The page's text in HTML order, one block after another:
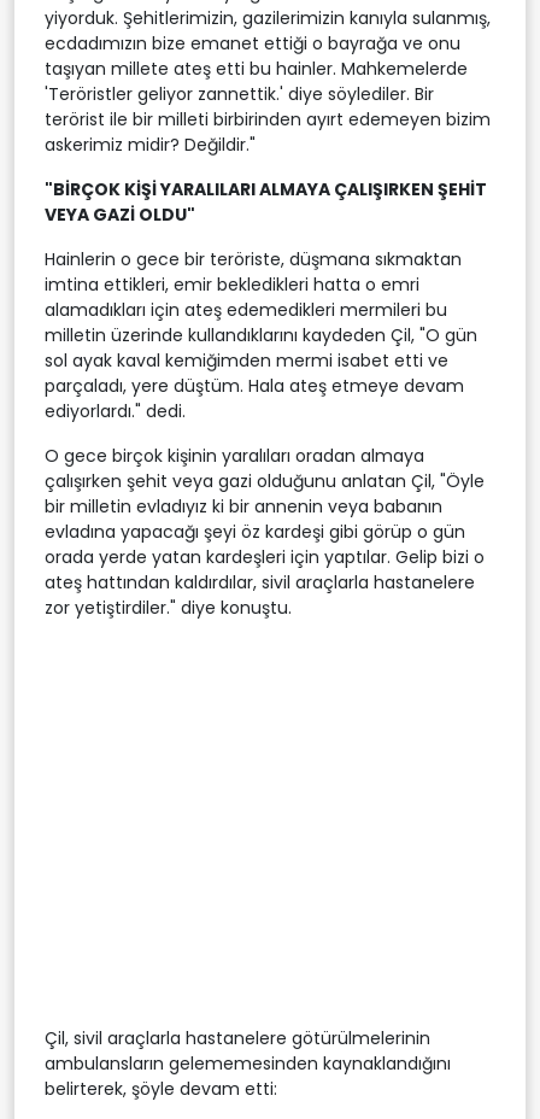
yiyorduk. Şehitlerimizin, gazilerimizin kanıyla sulanmış,
ecdadımızın bize emanet ettiği o bayrağa ve onu
taşıyan millete ateş etti bu hainler. Mahkemelerde
'Teröristler geliyor zannettik.' diye söylediler. Bir
terörist ile bir milleti birbirinden ayırt edemeyen bizim
askerimiz midir? Değildir."
"BİRÇOK KİŞİ YARALILARI ALMAYA ÇALIŞIRKEN ŞEHİT
VEYA GAZİ OLDU"
Hainlerin o gece bir teröriste, düşmana sıkmaktan
imtina ettikleri, emir bekledikleri hatta o emri
alamadıkları için ateş edemedikleri mermileri bu
milletin üzerinde kullandıklarını kaydeden Çil, "O gün
sol ayak kaval kemiğimden mermi isabet etti ve
parçaladı, yere düştüm. Hala ateş etmeye devam
ediyorlardı." dedi.
O gece birçok kişinin yaralıları oradan almaya
çalışırken şehit veya gazi olduğunu anlatan Çil, "Öyle
bir milletin evladıyız ki bir annenin veya babanın
evladına yapacağı şeyi öz kardeşi gibi görüp o gün
orada yerde yatan kardeşleri için yaptılar. Gelip bizi o
ateş hattından kaldırdılar, sivil araçlarla hastanelere
zor yetiştirdiler." diye konuştu.
Çil, sivil araçlarla hastanelere götürülmelerinin
ambulansların gelememesinden kaynaklandığını
belirterek, şöyle devam etti: